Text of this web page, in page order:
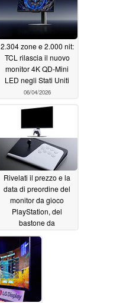
2.304 zone e 2.000 nit:
TCL rilascia il nuovo
monitor 4K QD-Mini
LED negli Stati Uniti
06/04/2026
Rivelati il prezzo e la
data di preordine del
monitor da gioco
PlayStation, del
bastone da
combattimento
FlexStrike06/02/2026